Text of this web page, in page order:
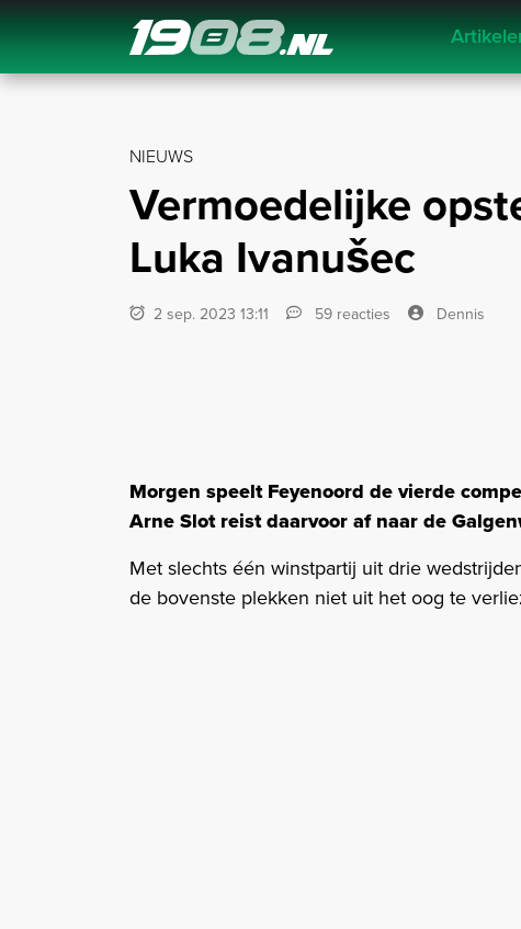
Navigation
NIEUWS
Vermoedelijke
Luka Ivanušec
2 sep. 2023 13:11 59 reacties Dennis
Morgen speelt Feyenoord de vierde
Arne Slot reist daarvoor af naar de
Met slechts één winstpartij uit drie
de bovenste plekken niet uit het oog te